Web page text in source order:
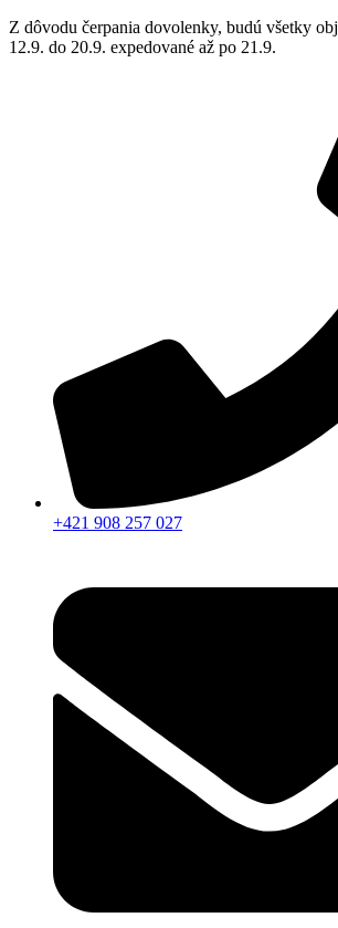
Z dôvodu čerpania dovolenky, budú všetky
12.9. do 20.9. expedované až po 21.9.
+421 908 257 027